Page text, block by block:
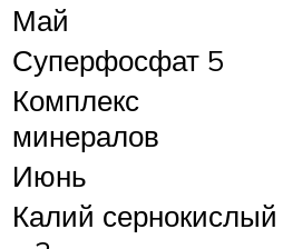
Май
Суперфосфат 5
Комплекс
минералов
Июнь
Калий сернокислый